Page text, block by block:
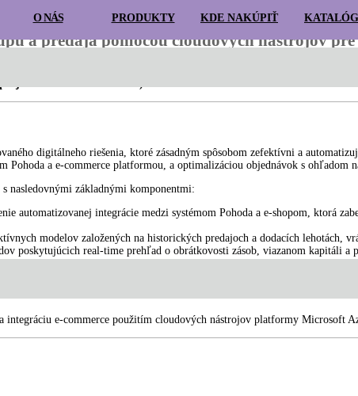
O NÁS PRODUKTY KDE NAKÚPIŤ KATALÓG
a predaja pomocou cloudových nástrojov
digitálneho riešenia, ktoré zásadným spôsobom zefektívni a
a e-commerce platformou, a optimalizáciou objednávok s ohľadom
nasledovnými základnými komponentmi:
automatizovanej integrácie medzi systémom Pohoda a e-shopom, ktorá
modelov založených na historických predajoch a dodacích lehotách,
poskytujúcich real-time prehľad o obrátkovosti zásob, viazanom kapitáli a
integráciu e-commerce použitím cloudových nástrojov platformy Microsoft